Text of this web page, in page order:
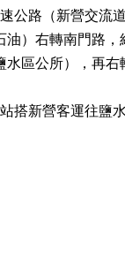
公路（新營交流
油）右轉南門路
水區公所），再
搭新營客運往鹽